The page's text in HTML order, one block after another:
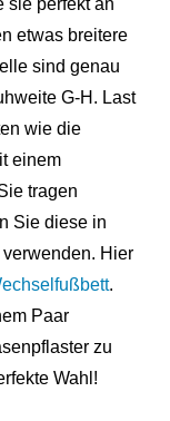
sie perfekt an
etwas breitere
sind genau
G-H. Last
wie die
einem
tragen
Sie diese in
Hier
.
Paar
zu
Wahl!